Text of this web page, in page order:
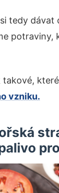
tedy dávat
potraviny,
takové,
vzniku.